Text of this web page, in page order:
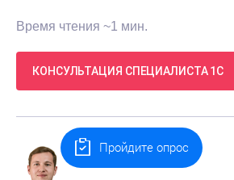
Время чтения ~1 мин.
КОНСУЛЬТАЦИЯ СПЕЦИАЛИСТА 1С
Пройдите опрос